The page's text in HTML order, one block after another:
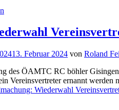
13. Februar 2024 von Roland
des ÖAMTC RC böhler
Vereinsvertreter ernannt
Wiederwahl